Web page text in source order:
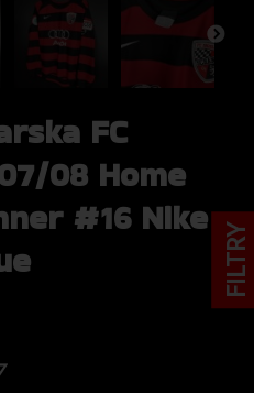
FC
08 Home
#16 Nike
FILTRY